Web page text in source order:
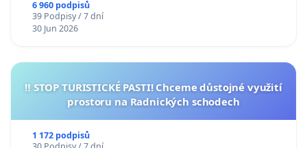
6 960 podpisů
39 Podpisy / 7 dní
30 Jun 2026
‼️ STOP TURISTICKÉ PASTI! Chceme důstojné využití
prostoru na Radnických schodech
1 172 podpisů